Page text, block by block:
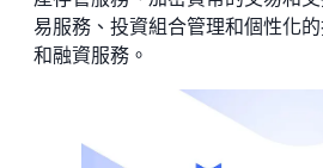
易服務、投資組合管理和個性化
和融資服務。